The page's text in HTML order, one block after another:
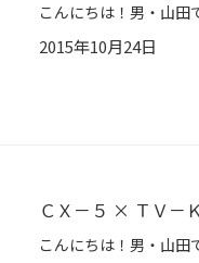
2015年10月24日
ＣＸ－５ × ＴＶ－